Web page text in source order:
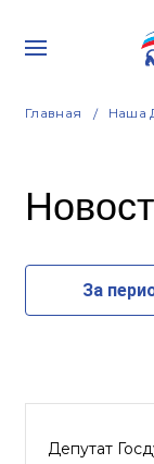
Главная Наша
За
Депутат